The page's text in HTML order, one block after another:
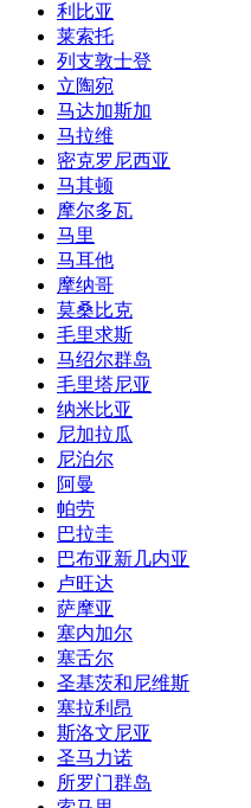
利比亚
莱索托
列支敦士登
立陶宛
马达加斯加
马拉维
密克罗尼西亚
马其顿
摩尔多瓦
马里
马耳他
摩纳哥
莫桑比克
毛里求斯
马绍尔群岛
毛里塔尼亚
纳米比亚
尼加拉瓜
尼泊尔
阿曼
帕劳
巴拉圭
巴布亚新几内亚
卢旺达
萨摩亚
塞内加尔
塞舌尔
圣基茨和尼维斯
塞拉利昂
斯洛文尼亚
圣马力诺
所罗门群岛